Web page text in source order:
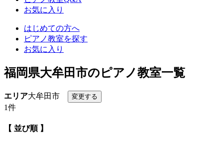
お気に入り
はじめての方へ
ピアノ教室を探す
お気に入り
福岡県大牟田市のピアノ教室一覧
エリア大牟田市
1件
【 並び順 】